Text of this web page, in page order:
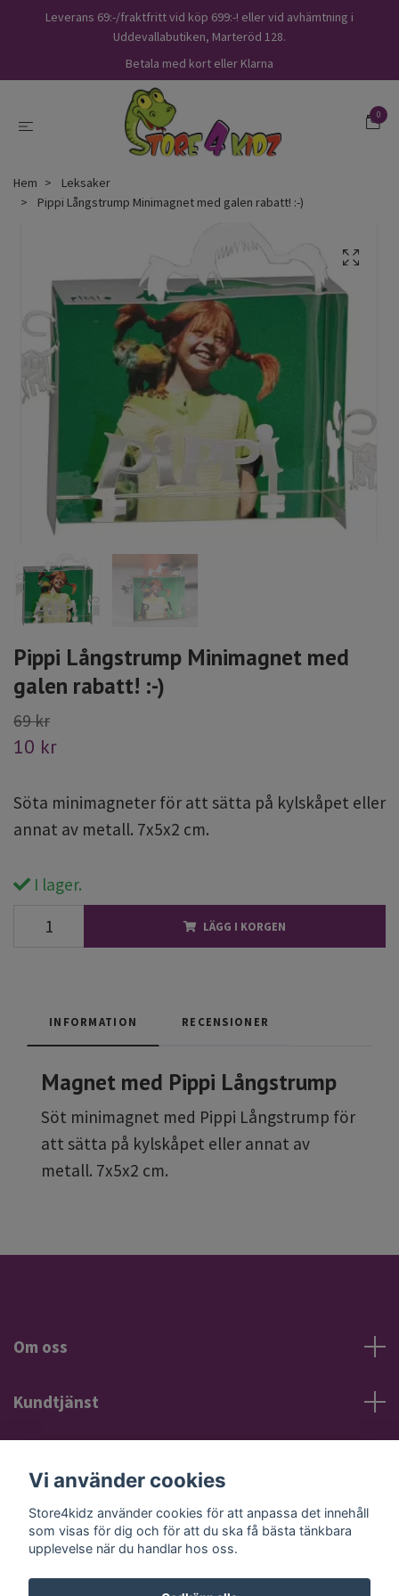
Leverans 69:-/fraktfritt vid köp 699:-! eller vid avhämtning i
Uddevallabutiken, Marteröd 128.
Betala med kort eller Klarna
0
Hem
Leksaker
Pippi Långstrump Minimagnet med galen rabatt! :-)
Pippi Långstrump Minimagnet med
galen rabatt! :-)
69 kr
10 kr
Söta minimagneter för att sätta på kylskåpet eller
annat av metall. 7x5x2 cm.
I lager.
LÄGG I KORGEN
INFORMATION RECENSIONER
Magnet med Pippi Långstrump
Söt minimagnet med Pippi Långstrump för
att sätta på kylskåpet eller annat av
metall. 7x5x2 cm.
Om oss
Kundtjänst
Sociala medier
Vi använder cookies
Store4kidz använder cookies för att anpassa det innehåll
som visas för dig och för att du ska få bästa tänkbara
upplevelse när du handlar hos oss.